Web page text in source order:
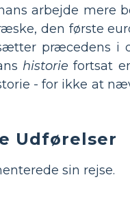
arbejde mere
den første
præcedens i
historie fortsat
- for ikke at
Udførelser
sin rejse.